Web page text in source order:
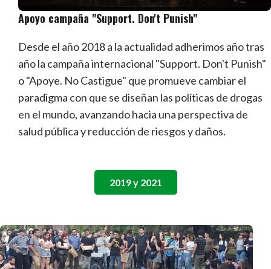
Apoyo campaña "Support. Don't Punish"
Desde el año 2018 a la actualidad adherimos año tras
año la campaña internacional "Support. Don't Punish"
o "Apoye. No Castigue" que promueve cambiar el
paradigma con que se diseñan las políticas de drogas
en el mundo, avanzando hacia una perspectiva de
salud pública y reducción de riesgos y daños.
2019 y 2021